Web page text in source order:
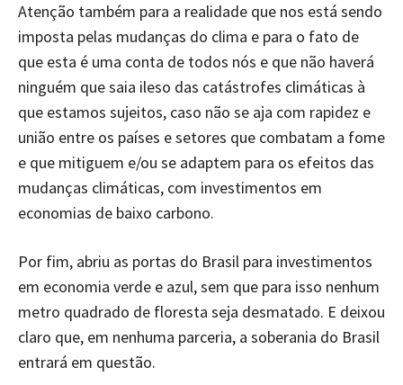
Atenção também para a realidade que nos está sendo
imposta pelas mudanças do clima e para o fato de
que esta é uma conta de todos nós e que não haverá
ninguém que saia ileso das catástrofes climáticas à
que estamos sujeitos, caso não se aja com rapidez e
união entre os países e setores que combatam a fome
e que mitiguem e/ou se adaptem para os efeitos das
mudanças climáticas, com investimentos em
economias de baixo carbono.
Por fim, abriu as portas do Brasil para investimentos
em economia verde e azul, sem que para isso nenhum
metro quadrado de floresta seja desmatado. E deixou
claro que, em nenhuma parceria, a soberania do Brasil
entrará em questão.